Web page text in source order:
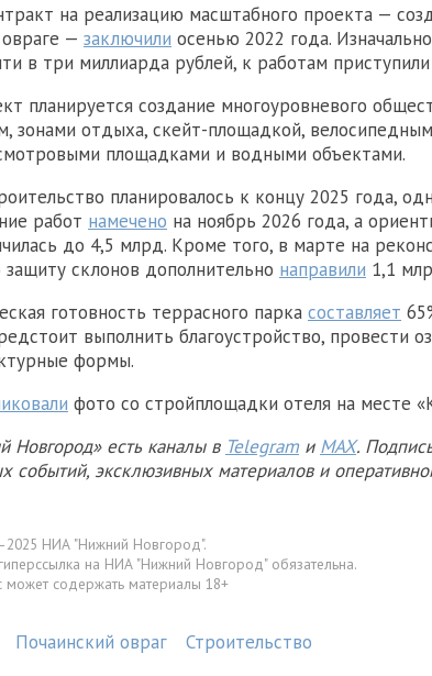
на реализацию масштабного проекта —
— заключили осенью 2022 года.
в три миллиарда рублей, к работам
планируется создание многоуровневого
зонами отдыха, скейт-площадкой,
площадками и водными объектами.
планировалось к концу 2025 года,
работ намечено на ноябрь 2026 года, а
до 4,5 млрд. Кроме того, в марте на
склонов дополнительно направили 1,1
готовность террасного парка составляет
выполнить благоустройство, провести
формы.
фото со стройплощадки отеля на месте
есть каналы в Telegram и MAX.
событий, эксклюзивных материалов и
НИА "Нижний Новгород".
на НИА "Нижний Новгород" обязательна.
может содержать материалы 18+
Почаинский овраг Строительство